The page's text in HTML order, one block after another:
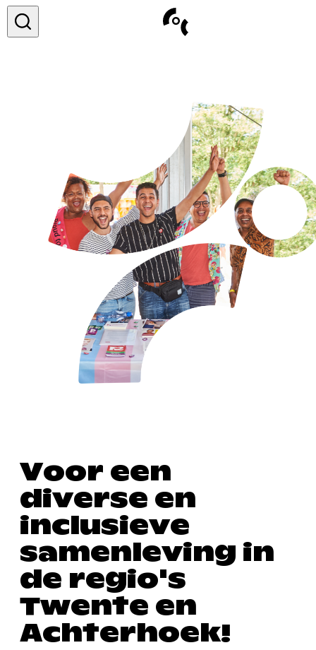
Contact
Voor een
diverse en
inclusieve
samenleving in
de regio's
Twente en
Achterhoek!